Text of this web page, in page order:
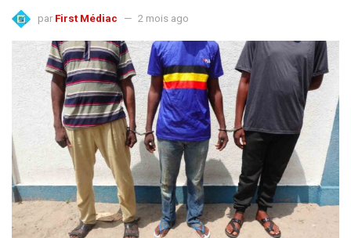
par First Médiac 2 mois ago